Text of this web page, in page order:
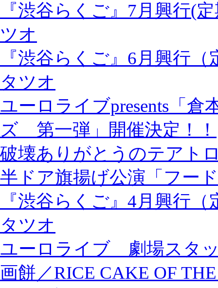
『渋谷らくご』7月興行(
ツオ
『渋谷らくご』6月興行
タツオ
ユーロライブpresents「
ズ 第一弾」開催決定！！
破壊ありがとうのテアト
半ドア旗揚げ公演「フー
『渋谷らくご』4月興行
タツオ
ユーロライブ 劇場スタ
画餅／RICE CAKE OF